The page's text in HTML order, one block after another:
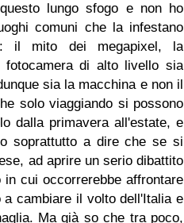
lungo sfogo e non ho
comuni che la infestano
il mito dei megapixel, la
di alto livello sia
sia la macchina e non il
solo viaggiando si possono
dalla primavera all'estate, e
soprattutto a dire che se si
ad aprire un serio dibattito
cui occorrerebbe affrontare
cambiare il volto dell'Italia e
Ma già so che tra poco,